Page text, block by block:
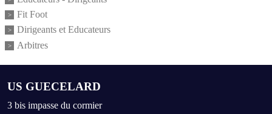
Fit Foot
Dirigeants et Educateurs
Arbitres
US GUECELARD
3 bis impasse du cormier